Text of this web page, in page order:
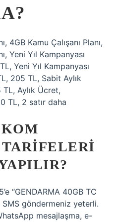
4GB Kamu Çalışanı Planı,
Yeni Yıl Kampanyası
Yeni Yıl Kampanyası
205 TL, Sabit Aylık
TL, Aylık Ücret,
TL, 2 satır daha
“GENDARMA 40GB TC
SMS göndermeniz yeterli.
mesajlaşma, e-